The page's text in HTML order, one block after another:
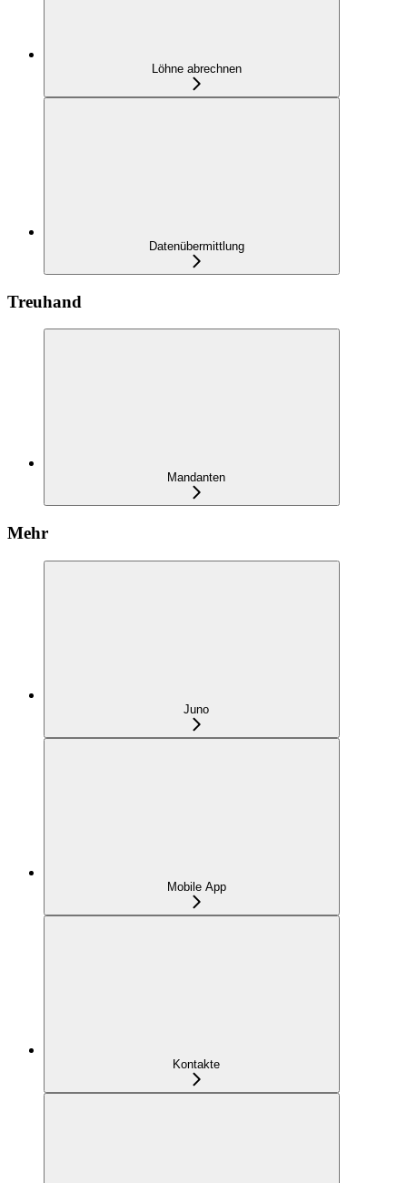
Löhne abrechnen
Datenübermittlung
Treuhand
Mandanten
Mehr
Juno
Mobile App
Kontakte